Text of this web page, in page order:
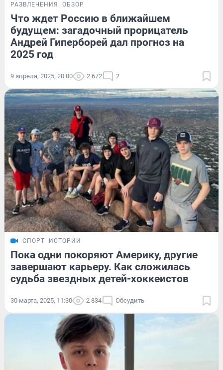
РАЗВЛЕЧЕНИЯ ОБЗОР
Что ждет Россию в ближайшем
будущем: загадочный прорицатель
Андрей Гиперборей дал прогноз на
2025 год
9 апреля, 2025, 20:00 2 672 2
СПОРТ ИСТОРИИ
Пока одни покоряют Америку, другие
завершают карьеру. Как сложилась
судьба звездных детей-хоккеистов
30 марта, 2025, 11:30 2 834 Обсудить